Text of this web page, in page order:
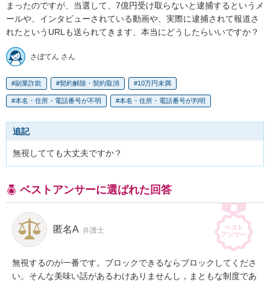
まったのですが、当選して、7億円受け取らないと逮捕するというメ
ールや、インタビューされている動画や、実際に逮捕されて報道さ
れたというURLも送られてきます、本当にどうしたらいいですか？
さぼてん さん
副業詐欺 契約解除・契約取消 10万円未満
本名・住所・電話番号が不明 本名・住所・電話番号が判明
追記
無視してても大丈夫ですか？
ベストアンサーに選ばれた回答
匿名A 弁護士
無視するのが一番です。ブロックできるならブロックしてくださ
い。そんな美味い話があるわけありませんし，まともな制度であ